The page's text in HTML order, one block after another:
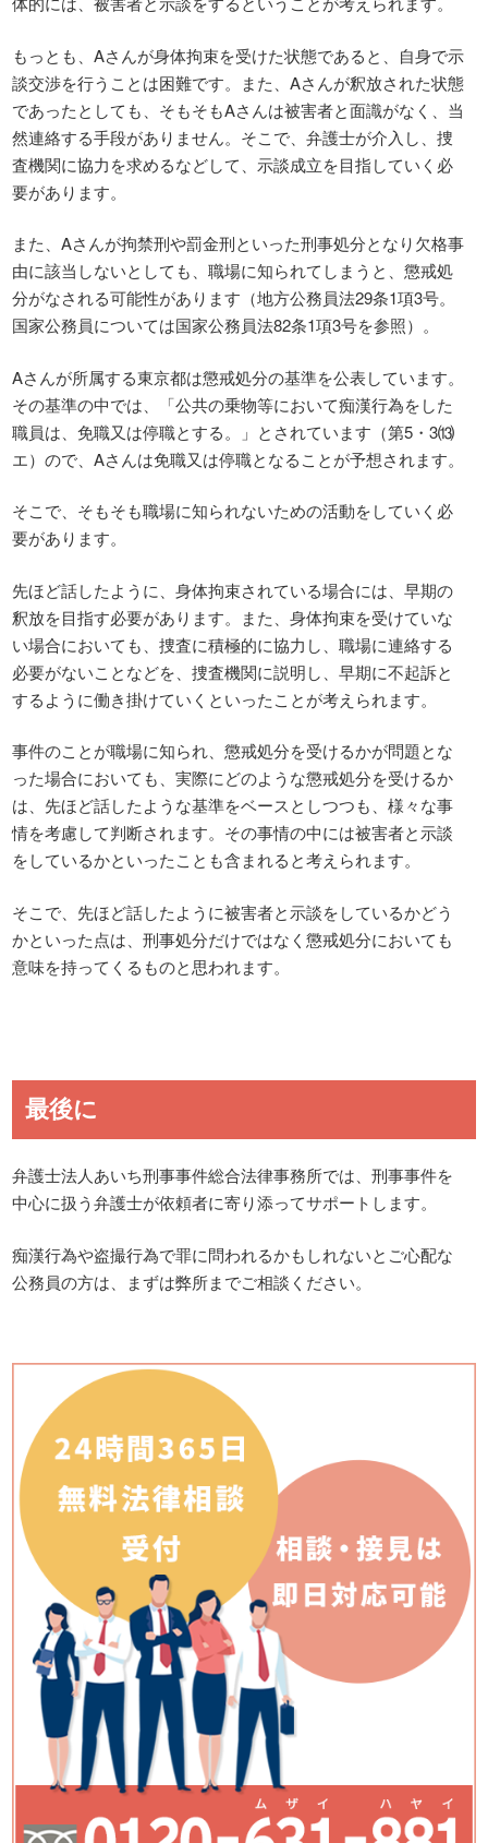
もっとも、Aさんが身体拘束を受けた状態であると、自身で示
談交渉を行うことは困難です。また、Aさんが釈放された状態
であったとしても、そもそもAさんは被害者と面識がなく、当
然連絡する手段がありません。そこで、弁護士が介入し、捜
査機関に協力を求めるなどして、示談成立を目指していく必
要があります。
また、Aさんが拘禁刑や罰金刑といった刑事処分となり欠格事
由に該当しないとしても、職場に知られてしまうと、懲戒処
分がなされる可能性があります（地方公務員法29条1項3号。
国家公務員については国家公務員法82条1項3号を参照）。
Aさんが所属する東京都は懲戒処分の基準を公表しています。
その基準の中では、「公共の乗物等において痴漢行為をした
職員は、免職又は停職とする。」とされています（第5・3⒀
エ）ので、Aさんは免職又は停職となることが予想されます。
そこで、そもそも職場に知られないための活動をしていく必
要があります。
先ほど話したように、身体拘束されている場合には、早期の
釈放を目指す必要があります。また、身体拘束を受けていな
い場合においても、捜査に積極的に協力し、職場に連絡する
必要がないことなどを、捜査機関に説明し、早期に不起訴と
するように働き掛けていくといったことが考えられます。
事件のことが職場に知られ、懲戒処分を受けるかが問題とな
った場合においても、実際にどのような懲戒処分を受けるか
は、先ほど話したような基準をベースとしつつも、様々な事
情を考慮して判断されます。その事情の中には被害者と示談
をしているかといったことも含まれると考えられます。
そこで、先ほど話したように被害者と示談をしているかどう
かといった点は、刑事処分だけではなく懲戒処分においても
意味を持ってくるものと思われます。
最後に
弁護士法人あいち刑事事件総合法律事務所では、刑事事件を
中心に扱う弁護士が依頼者に寄り添ってサポートします。
痴漢行為や盗撮行為で罪に問われるかもしれないとご心配な
公務員の方は、まずは弊所までご相談ください。